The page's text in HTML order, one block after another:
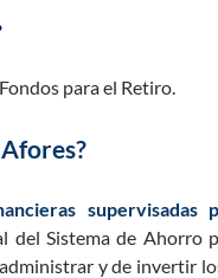
para el Retiro.
supervisadas
del Sistema de Ahorro
y de invertir